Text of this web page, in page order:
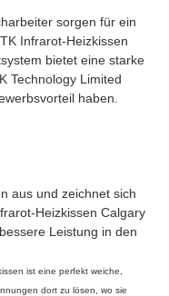
sorgen für ein
Infrarot-Heizkissen
bietet eine starke
Technology Limited
haben.
aus und zeichnet sich
Heizkissen Calgary
Leistung in den
ist eine perfekt weiche,
dort zu lösen, wo sie